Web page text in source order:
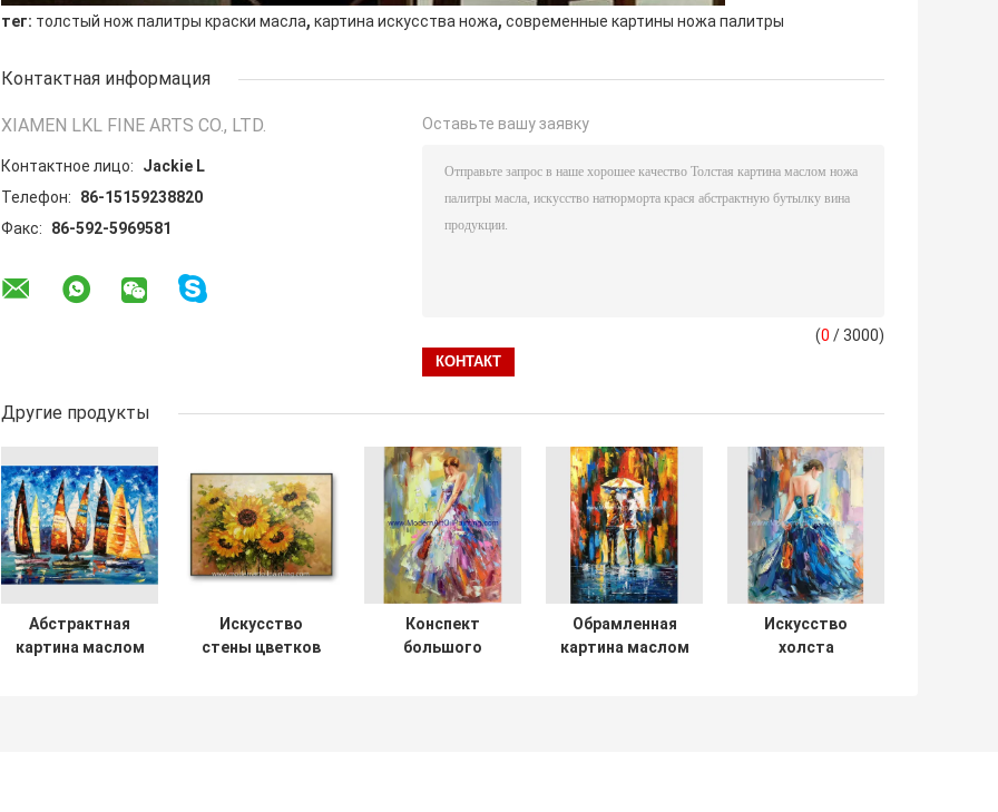
тег: толстый нож палитры краски масла, картина искусства ножа, современные картины ножа палитры
Контактная информация
XIAMEN LKL FINE ARTS CO., LTD.
Контактное лицо:
Jackie L
Телефон:
86-15159238820
Факс:
86-592-5969581
Оставьте вашу заявку
(0 / 3000)
Другие продукты
Абстрактная
картина маслом
Искусство
стены цветков
Конспект
большого
Обрамленная
картина маслом
Искусство
холста